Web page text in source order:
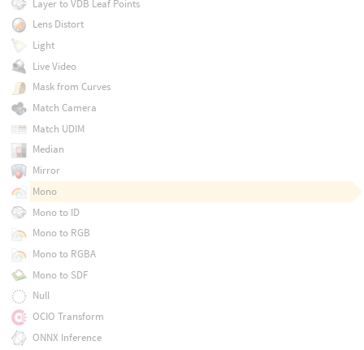
Layer to VDB Leaf Points
Lens Distort
Light
Live Video
Mask from Curves
Match Camera
Match UDIM
Median
Mirror
Mono
Mono to ID
Mono to RGB
Mono to RGBA
Mono to SDF
Null
OCIO Transform
ONNX Inference